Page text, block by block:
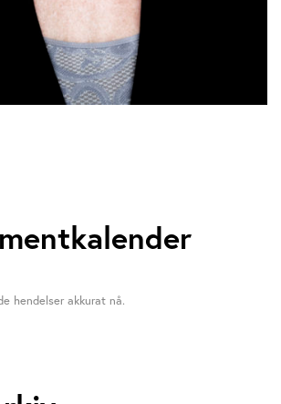
hendelser akkurat nå.